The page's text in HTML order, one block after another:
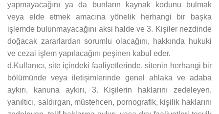
yapmayacağını ya da bunların kaynak kodunu bulmak
veya elde etmek amacına yönelik herhangi bir başka
işlemde bulunmayacağını aksi halde ve 3. Kişiler nezdinde
doğacak zararlardan sorumlu olacağını, hakkında hukuki
ve cezai işlem yapılacağını peşinen kabul eder.
d.Kullanıcı, site içindeki faaliyetlerinde, sitenin herhangi bir
bölümünde veya iletişimlerinde genel ahlaka ve adaba
aykırı, kanuna aykırı, 3. Kişilerin haklarını zedeleyen,
yanıltıcı, saldırgan, müstehcen, pornografik, kişilik haklarını